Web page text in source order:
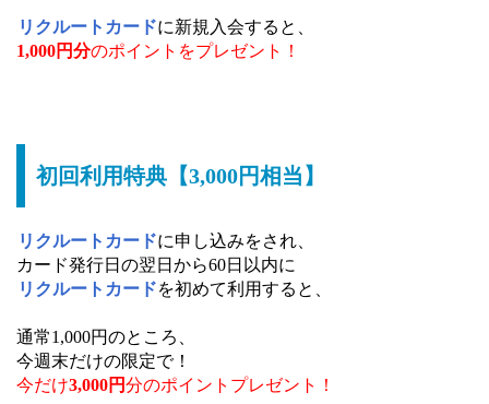
リクルートカードに新規入会すると、
1,000円分のポイントをプレゼント！
初回利用特典【3,000円相当】
リクルートカードに申し込みをされ、
カード発行日の翌日から60日以内に
リクルートカードを初めて利用すると、
通常1,000円のところ、
今週末だけの限定で！
今だけ3,000円分のポイントプレゼント ！